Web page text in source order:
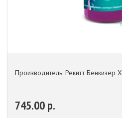
Производитель: Рекитт Бенкизер
745.00 р.